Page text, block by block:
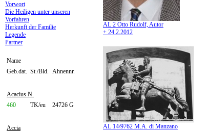
Vorwort
Die Heiligen unter unseren
Vorfahren
Herkunft der Familie
Legende
Partner
Name
Geb.dat. St./Bld. Ahnennr.
Acacius N.
460
TK/eu 24726 G
Accia
AL 2 Otto Rudolf, Autor
+ 24.2.2012
AL 14/9762 M.A. di Manzano